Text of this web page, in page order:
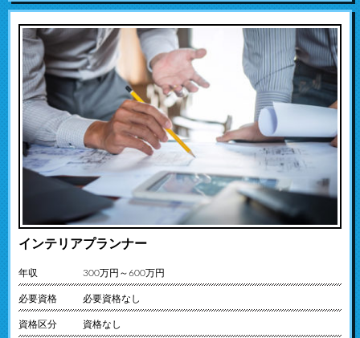
インテリアプランナー
年収 300万円～600万円
必要資格 必要資格なし
資格区分 資格なし